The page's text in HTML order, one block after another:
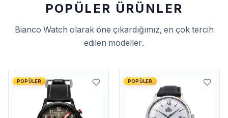
POPÜLER ÜRÜNLER
Bianco Watch olarak öne çıkardığımız, en çok tercih
edilen modeller.
POPÜLER POPÜLER